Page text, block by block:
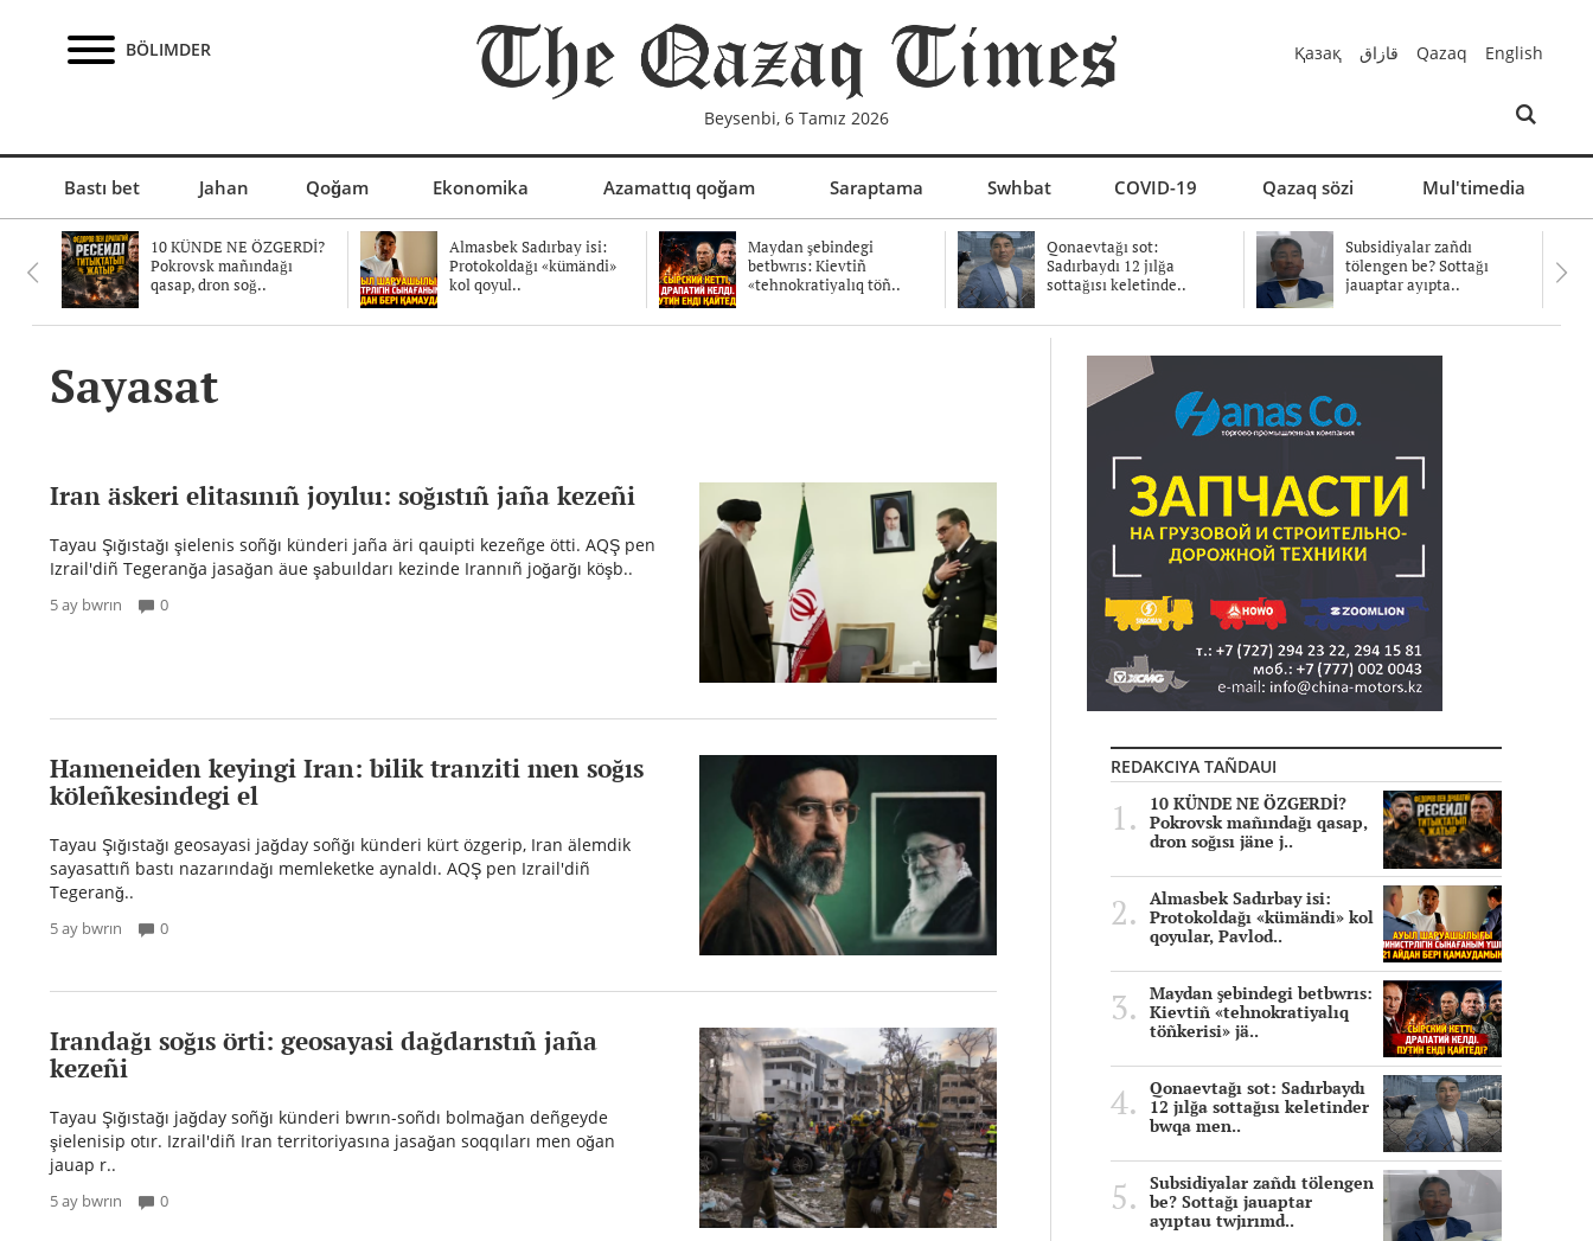
BÖLIMDER
Beysenbi, 6 Tamız 2026
Қазақ قازاق Qazaq English
Bastı bet Jahan Qoğam Ekonomika Azamattıq qoğam Saraptama Swhbat COVID-19 Qazaq sözi Mul'timedia
10 KÜNDE NE ÖZGERDİ?
Pokrovsk mañındağı
qasap, dron soğ..
Almasbek Sadırbay isi:
Protokoldağı «kümändi»
kol qoyul..
Maydan şebindegi
betbwrıs: Kievtiñ
«tehnokratiyalıq töñ..
Qonaevtağı sot:
Sadırbaydı 12 jılğa
sottağısı keletinde..
Subsidiyalar zañdı
tölengen be? Sottağı
jauaptar ayıpta..
Sayasat
Iran äskeri elitasınıñ joyıluı: soğıstıñ jaña kezeñi
Tayau Şığıstağı şielenis soñğı künderi jaña äri qauipti kezeñge ötti. AQŞ pen
Izrail'diñ Tegeranğa jasağan äue şabuıldarı kezinde Irannıñ joğarğı köşb..
5 ay bwrın 0
Hameneiden keyingi Iran: bilik tranziti men soğıs
köleñkesindegi el
Tayau Şığıstağı geosayasi jağday soñğı künderi kürt özgerip, Iran älemdik
sayasattıñ bastı nazarındağı memleketke aynaldı. AQŞ pen Izrail'diñ
Tegeranğ..
5 ay bwrın 0
Irandağı soğıs örti: geosayasi dağdarıstıñ jaña
kezeñi
Tayau Şığıstağı jağday soñğı künderi bwrın-soñdı bolmağan deñgeyde
şielenisip otır. Izrail'diñ Iran territoriyasına jasağan soqqıları men oğan
jauap r..
5 ay bwrın 0
REDAKCIYA TAÑDAUI
10 KÜNDE NE ÖZGERDİ?
Pokrovsk mañındağı qasap,
dron soğısı jäne j..
Almasbek Sadırbay isi:
Protokoldağı «kümändi» kol
qoyular, Pavlod..
Maydan şebindegi betbwrıs:
Kievtiñ «tehnokratiyalıq
töñkerisi» jä..
Qonaevtağı sot: Sadırbaydı
12 jılğa sottağısı keletinder
bwqa men..
Subsidiyalar zañdı tölengen
be? Sottağı jauaptar
ayıptau twjırımd..